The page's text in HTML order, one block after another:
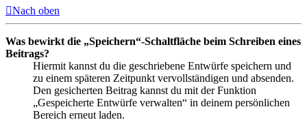
Nach oben
Was bewirkt die „Speichern“-Schaltfläche beim Schreiben eines
Beitrags?
Hiermit kannst du die geschriebene Entwürfe speichern und
zu einem späteren Zeitpunkt vervollständigen und absenden.
Den gesicherten Beitrag kannst du mit der Funktion
„Gespeicherte Entwürfe verwalten“ in deinem persönlichen
Bereich erneut laden.